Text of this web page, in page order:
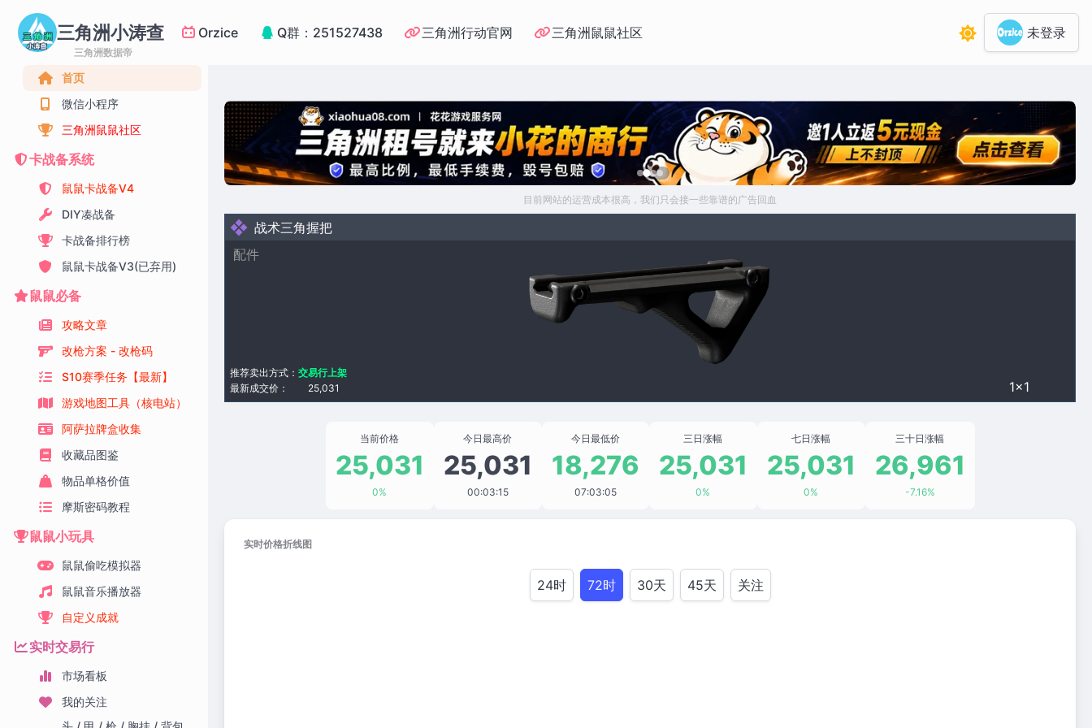
三角洲小涛查
三角洲数据帝
Orzice Q群：251527438 三角洲行动官网 三角洲鼠鼠社区 未登录
首页
微信小程序
三角洲鼠鼠社区
卡战备系统
鼠鼠卡战备V4
DIY凑战备
卡战备排行榜
鼠鼠卡战备V3(已弃用)
鼠鼠必备
攻略文章
改枪方案 - 改枪码
S10赛季任务【最新】
游戏地图工具（核电站）
阿萨拉牌盒收集
收藏品图鉴
物品单格价值
摩斯密码教程
鼠鼠小玩具
鼠鼠偷吃模拟器
鼠鼠音乐播放器
自定义成就
实时交易行
市场看板
我的关注
目前网站的运营成本很高，我们只会接一些靠谱的广告回血
战术三角握把
配件
1×1
最新成交价： 25,031
推荐卖出方式： 交易行上架
当前价格
25,031
0%
今日最高价
25,031
00:03:15
今日最低价
18,276
07:03:05
三日涨幅
25,031
0%
七日涨幅
25,031
0%
三十日涨幅
26,961
-7.16%
实时价格折线图
24时 72时 30天 45天 关注